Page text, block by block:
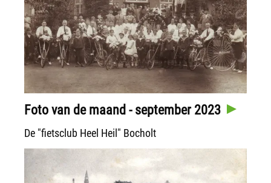
Foto van de maand - september 2023
De "fietsclub Heel Heil" Bocholt